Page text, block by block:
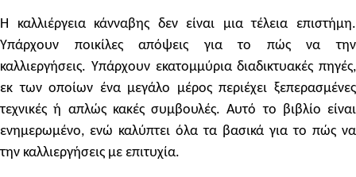
Η καλλιέργεια κάνναβης δεν είναι μια τέλεια επιστήμη.
Υπάρχουν ποικίλες απόψεις για το πώς να την
καλλιεργήσεις. Υπάρχουν εκατομμύρια διαδικτυακές πηγές,
εκ των οποίων ένα μεγάλο μέρος περιέχει ξεπερασμένες
τεχνικές ή απλώς κακές συμβουλές. Αυτό το βιβλίο είναι
ενημερωμένο, ενώ καλύπτει όλα τα βασικά για το πώς να
την καλλιεργήσεις με επιτυχία.